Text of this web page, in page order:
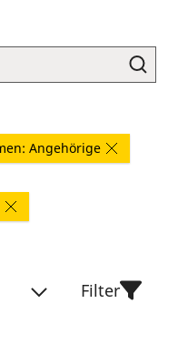
Angehörige
Filter